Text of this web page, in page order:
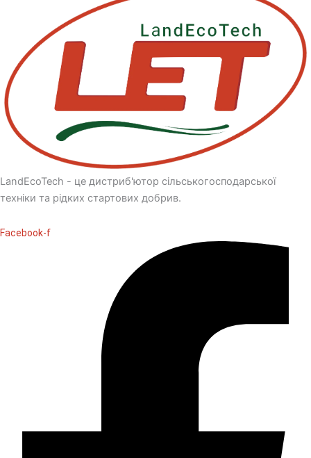
LandEcoTech - це дистриб'ютор сільськогосподарської
техніки та рідких стартових добрив.
Facebook-f